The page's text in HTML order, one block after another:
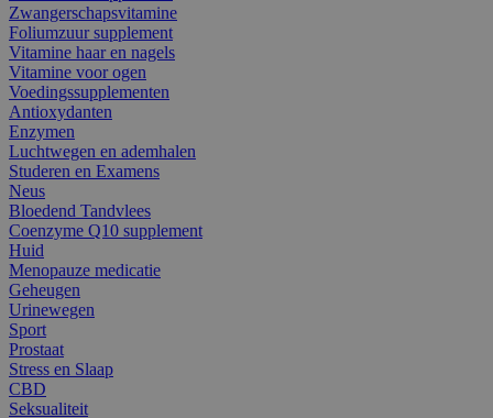
Zwangerschapsvitamine
Foliumzuur supplement
Vitamine haar en nagels
Vitamine voor ogen
Voedingssupplementen
Antioxydanten
Enzymen
Luchtwegen en ademhalen
Studeren en Examens
Neus
Bloedend Tandvlees
Coenzyme Q10 supplement
Huid
Menopauze medicatie
Geheugen
Urinewegen
Sport
Prostaat
Stress en Slaap
CBD
Seksualiteit